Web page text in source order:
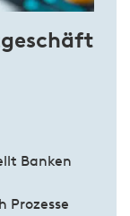
Banken
Prozesse